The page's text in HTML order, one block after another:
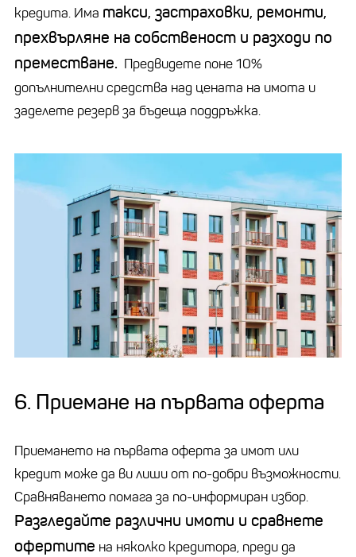
кредита. Има такси, застраховки, ремонти,
прехвърляне на собственост и разходи по
преместване. Предвидете поне 10%
допълнителни средства над цената на имота и
заделете резерв за бъдеща поддръжка.
6. Приемане на първата оферта
Приемането на първата оферта за имот или
кредит може да ви лиши от по-добри възможности.
Сравняването помага за по-информиран избор.
Разгледайте различни имоти и сравнете
офертите на няколко кредитора, преди да